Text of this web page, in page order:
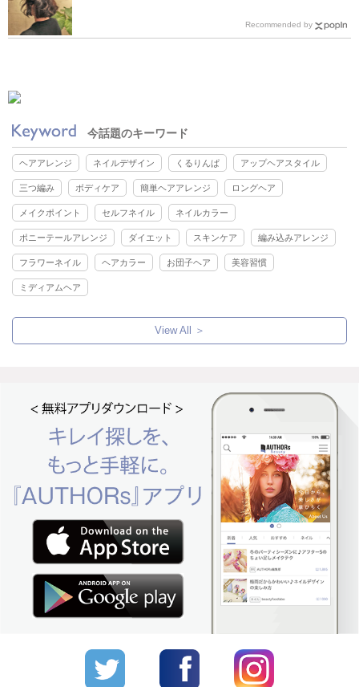
Recommended by
今話題のキーワード
ヘアアレンジ ネイルデザイン くるりんぱ アップヘアスタイル
三つ編み ボディケア 簡単ヘアアレンジ ロングヘア
メイクポイント セルフネイル ネイルカラー
ポニーテールアレンジ ダイエット スキンケア 編み込みアレンジ
フラワーネイル ヘアカラー お団子ヘア 美容習慣
ミディアムヘア
View All ＞